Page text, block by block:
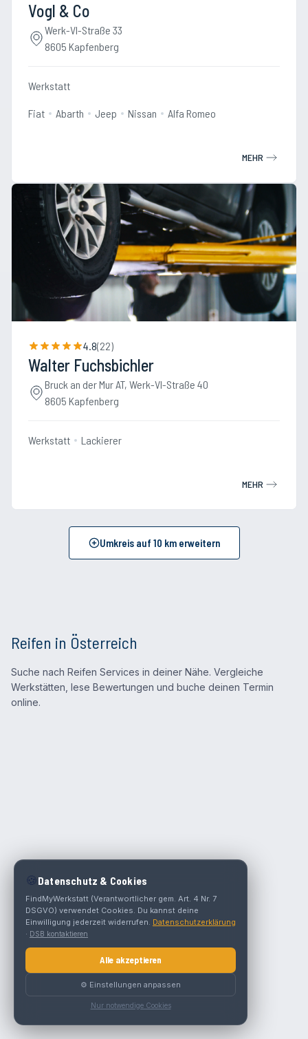
Vogl & Co
Werk-VI-Straße 33
8605 Kapfenberg
Werkstatt
Fiat Abarth Jeep Nissan Alfa Romeo
MEHR
4.8(22)
Walter Fuchsbichler
Bruck an der Mur AT, Werk-VI-Straße 40
8605 Kapfenberg
Werkstatt Lackierer
MEHR
Umkreis auf 10 km erweitern
Reifen in Österreich
Suche nach Reifen Services in deiner Nähe. Vergleiche
Werkstätten, lese Bewertungen und buche deinen Termin
online.
🍪 Datenschutz & Cookies
FindMyWerkstatt (Verantwortlicher gem. Art. 4 Nr. 7
DSGVO) verwendet Cookies. Du kannst deine
Einwilligung jederzeit widerrufen. Datenschutzerklärung
· DSB kontaktieren
Alle akzeptieren
⚙️ Einstellungen anpassen
Nur notwendige Cookies